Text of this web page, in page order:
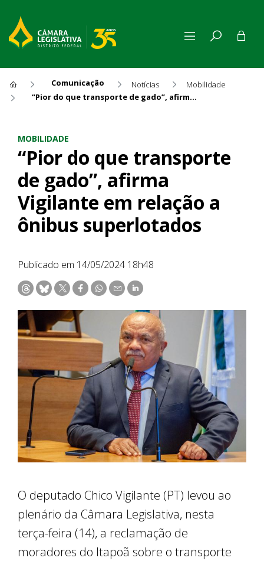
Comunicação Notícias
Mobilidade
“Pior do que transporte de gado”, afirma Vigilante em relação a ônibus superlotados
MOBILIDADE
“Pior do que transporte
de gado”, afirma
Vigilante em relação a
ônibus superlotados
Publicado em 14/05/2024 18h48
O deputado Chico Vigilante (PT) levou ao
plenário da Câmara Legislativa, nesta
terça-feira (14), a reclamação de
moradores do Itapoã sobre o transporte